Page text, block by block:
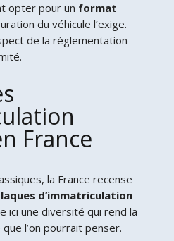
opter pour un format
du véhicule l’exige.
de la réglementation
France
la France recense
d’immatriculation
ici une diversité qui rend la
l’on pourrait penser.